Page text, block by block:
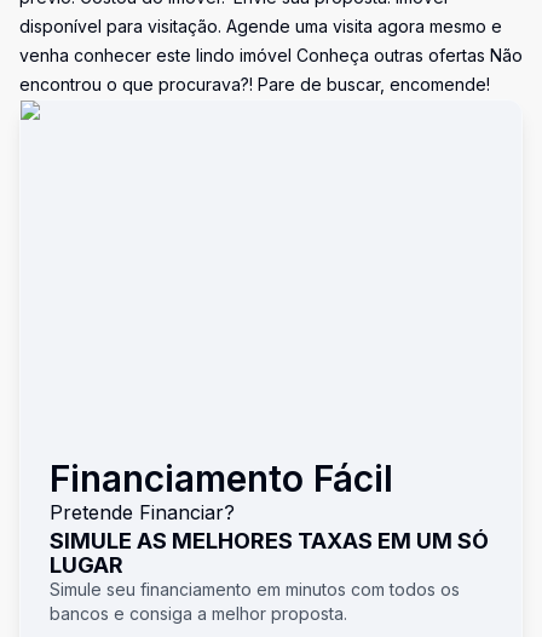
disponível para visitação. Agende uma visita agora mesmo e
venha conhecer este lindo imóvel Conheça outras ofertas Não
encontrou o que procurava?! Pare de buscar, encomende!
Financiamento Fácil
Pretende Financiar?
SIMULE AS MELHORES TAXAS EM UM SÓ
LUGAR
Simule seu financiamento em minutos com todos os
bancos e consiga a melhor proposta.